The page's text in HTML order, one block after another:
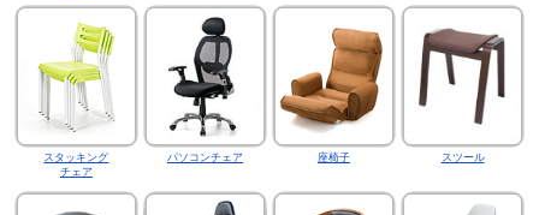
スタッキング
チェア
パソコンチェア 座椅子 スツール